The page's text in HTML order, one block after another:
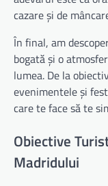
cazare și de
În final, am
bogată și o
lumea. De la
evenimentele și
care te face să te
Obiective
Madridului